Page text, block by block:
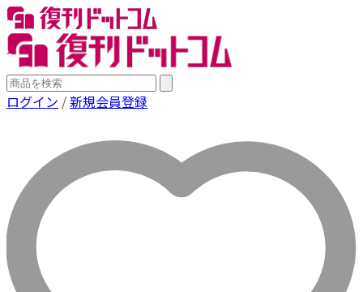
ログイン /新規会員登録